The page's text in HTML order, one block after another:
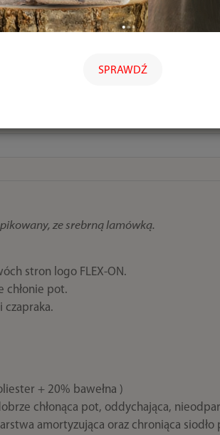
SPRAWDŹ
ze srebrną lamówką.
stron logo FLEX-ON.
chłonie pot.
czapraka.
+ 20% bawełna )
chłonąca pot, oddychająca,
amortyzująca oraz chroniąca siodło